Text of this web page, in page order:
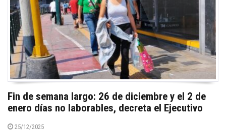
Fin de semana largo: 26 de diciembre y el 2 de
enero días no laborables, decreta el Ejecutivo
25/12/2025